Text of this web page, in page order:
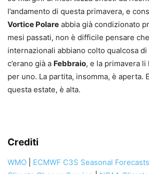
l’andamento di questa primavera, e
Vortice Polare abbia già condizionato
mesi passati, non è difficile pensare
internazionali abbiano colto qualcosa
c’erano già a Febbraio, e la primavera
per uno. La partita, insomma, è aperta.
questa estate, è alta.
Crediti
WMO ECMWF C3S Seasonal Forecasts